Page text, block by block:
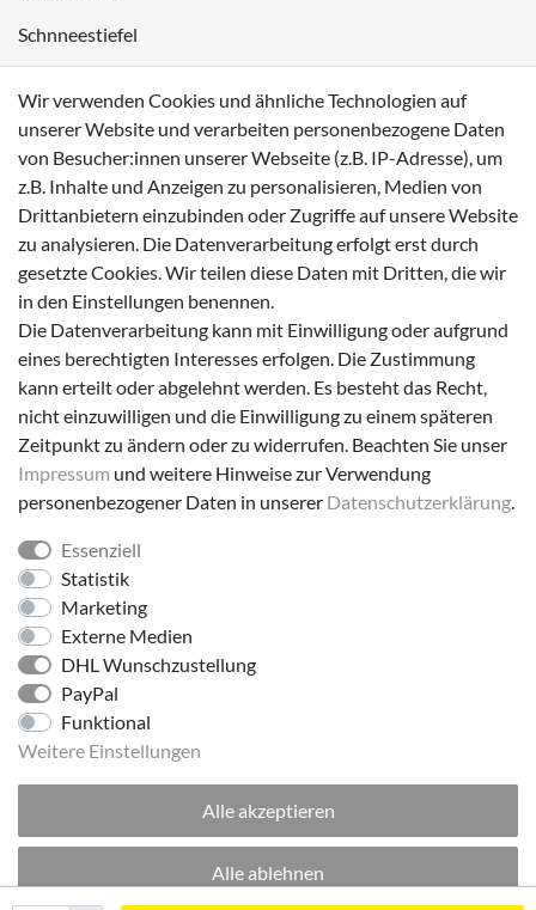
Schnneestiefel
Sneaker
Zahlungsmöglichkeiten
Versanddienstleister
Folge uns!
© 2026 made by Supremo | Alle Rechte vorbehalten.
Wir verwenden Cookies und ähnliche Technologien auf
unserer Website und verarbeiten personenbezogene Daten
von Besucher:innen unserer Webseite (z.B. IP-Adresse), um
z.B. Inhalte und Anzeigen zu personalisieren, Medien von
Drittanbietern einzubinden oder Zugriffe auf unsere Website
zu analysieren. Die Datenverarbeitung erfolgt erst durch
gesetzte Cookies. Wir teilen diese Daten mit Dritten, die wir
in den Einstellungen benennen.
Die Datenverarbeitung kann mit Einwilligung oder aufgrund
eines berechtigten Interesses erfolgen. Die Zustimmung
kann erteilt oder abgelehnt werden. Es besteht das Recht,
nicht einzuwilligen und die Einwilligung zu einem späteren
Zeitpunkt zu ändern oder zu widerrufen. Beachten Sie unser
Impressum und weitere Hinweise zur Verwendung
personenbezogener Daten in unserer Daten­schutz­erklärung.
Essenziell
Statistik
Marketing
Externe Medien
DHL Wunschzustellung
PayPal
Funktional
Weitere Einstellungen
Alle akzeptieren
Alle ablehnen